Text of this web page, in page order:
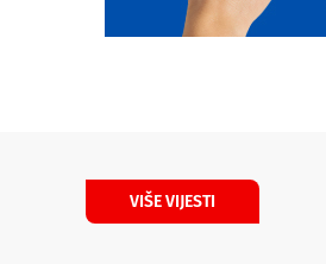
VIŠE VIJESTI